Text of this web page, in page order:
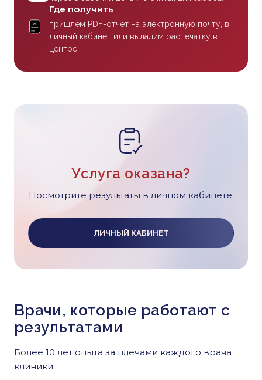
Где получить
пришлём PDF-отчёт на электронную почту, в
личный кабинет или выдадим распечатку в
центре
Услуга оказана?
Посмотрите результаты в личном кабинете.
ЛИЧНЫЙ КАБИНЕТ
Врачи, которые работают с
результатами
Более 10 лет опыта за плечами каждого врача
клиники